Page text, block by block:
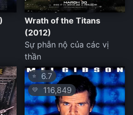
Wrath of the Titans
(2012)
Sự phẫn nộ của các vị
thần
⭐ 6.7
💛 116,849